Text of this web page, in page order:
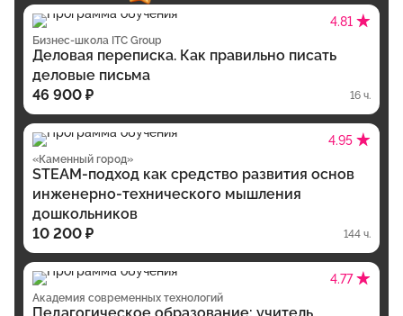
4.81
Бизнес-школа ITC Group
Деловая переписка. Как правильно писать
деловые письма
46 900 ₽
16 ч.
4.95
«Каменный город»
STEAM-подход как средство развития основ
инженерно-технического мышления
дошкольников
10 200 ₽
144 ч.
4.77
Академия современных технологий